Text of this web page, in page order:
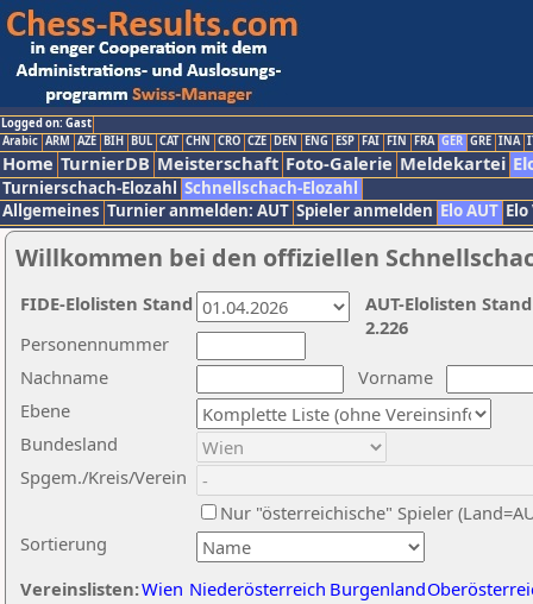
Logged on: Gast
Arabic ARM AZE BIH BUL CAT CHN CRO CZE DEN ENG ESP FAI FIN FRA GER GRE INA
Home TurnierDB Meisterschaft Foto-Galerie Meldekartei
Turnierschach-Elozahl Schnellschach-Elozahl
Allgemeines Turnier anmelden: AUT Spieler anmelden Elo AUT
Willkommen bei den offiziellen
Nachname
Vorname
Ebene
Sortierung
Personennummer
Bundesland
Spgem./Kreis/Verein
Nur "österreichische" Spieler
Vereinslisten:Wien Niederösterreich Burgenland
AUT-Elolisten
2.226
FIDE-Elolisten Stand